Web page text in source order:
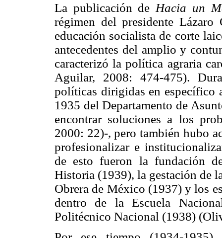
La publicación de Hacia un
régimen del presidente
educación socialista de corte
antecedentes del amplio y
caracterizó la política agraria
Aguilar, 2008: 474-475).
políticas dirigidas en específico
1935 del Departamento de
encontrar soluciones a los
2000: 22)-, pero también hubo
profesionalizar e
de esto fueron la fundación
Historia (1939), la gestación de
Obrera de México (1937) y los
dentro de la Escuela
Politécnico Nacional (1938)